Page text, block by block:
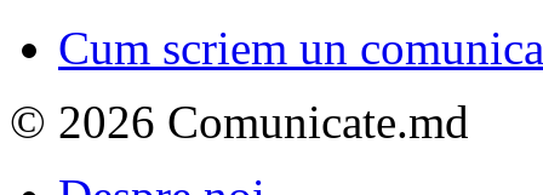
Cum scriem un
© 2026 Comunicate.md